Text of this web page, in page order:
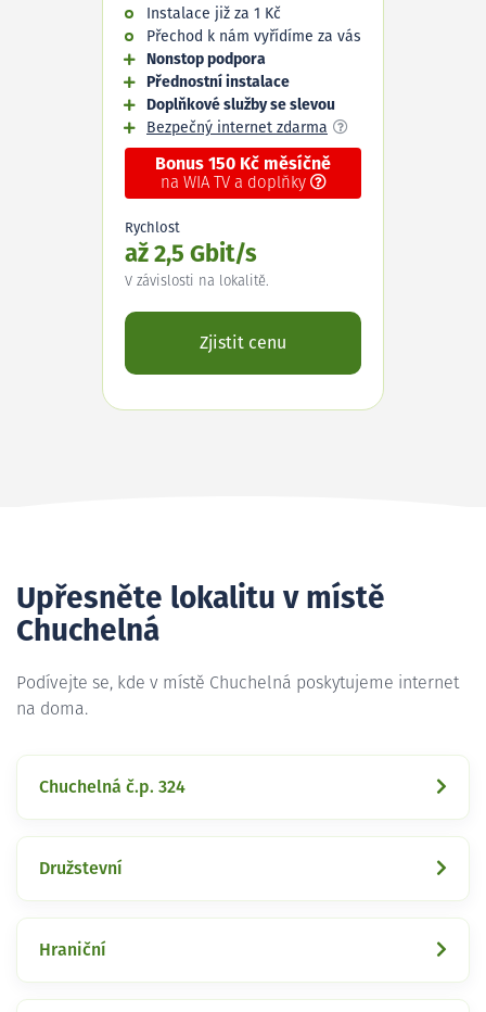
Instalace již za 1 Kč
Přechod k nám vyřídíme za vás
Nonstop podpora
Přednostní instalace
Doplňkové služby se slevou
Bezpečný internet zdarma
Bonus 150 Kč měsíčně
na WIA TV a doplňky
Rychlost
až 2,5 Gbit/s
V závislosti na lokalitě.
Zjistit cenu
Upřesněte lokalitu v místě
Chuchelná
Podívejte se, kde v místě Chuchelná poskytujeme internet
na doma.
Chuchelná č.p. 324
Družstevní
Hraniční